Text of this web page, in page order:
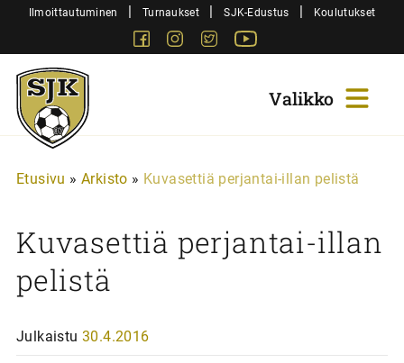
SiirryIlmoittautuminen | Turnaukset | SJK-Edustus | Koulutukset
FacebookInstagram
Twitter
Sjk-
Juniorit
Etusivu » Arkisto » Kuvasettiä perjantai-illan pelistä
Kuvasettiä perjantai-illan
pelistä
Julkaistu 30.4.2016